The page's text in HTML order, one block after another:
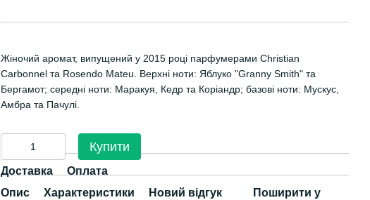
Жіночий аромат, випущений у 2015 році парфумерами Christian
Carbonnel та Rosendo Mateu. Верхні ноти: Яблуко "Granny Smith" та
Бергамот; середні ноти: Маракуя, Кедр та Коріандр; базові ноти: Мускус,
Амбра та Пачулі.
Купити
Доставка
Оплата
Опис
Характеристики
Новий відгук
Поширити у